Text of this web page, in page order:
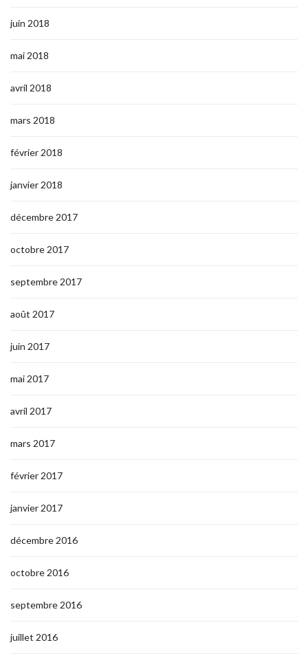
juin 2018
mai 2018
avril 2018
mars 2018
février 2018
janvier 2018
décembre 2017
octobre 2017
septembre 2017
août 2017
juin 2017
mai 2017
avril 2017
mars 2017
février 2017
janvier 2017
décembre 2016
octobre 2016
septembre 2016
juillet 2016